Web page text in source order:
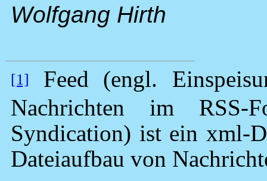
Wolfgang Hirth
[1]
Feed (engl.
Nachrichten im RSS-
Syndication) ist ein xml-
Dateiaufbau von